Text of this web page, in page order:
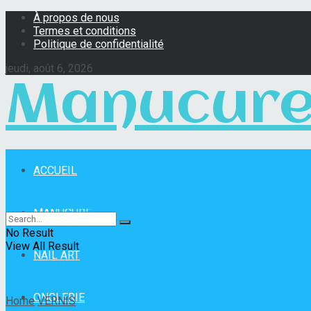
À propos de nous
Termes et conditions
Politique de confidentialité
jeudi, août 6, 2026
ACCUEIL
MANUCURE
NAIL ART
ONGLERIE
No Result
View All Result
Home VERNIS